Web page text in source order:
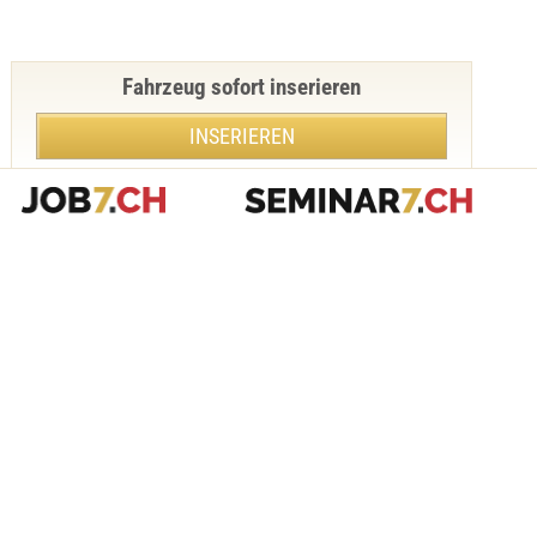
Fahrzeug sofort inserieren
INSERIEREN